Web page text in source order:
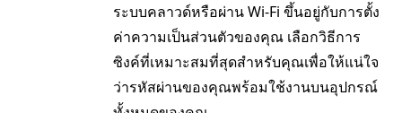
ระบบคลาวด์หรือผ่าน Wi-Fi ขึ้นอยู่กับการตั้ง
ค่าความเป็นส่วนตัวของคุณ เลือกวิธีการ
ซิงค์ที่เหมาะสมที่สุดสำหรับคุณเพื่อให้แน่ใจ
ว่ารหัสผ่านของคุณพร้อมใช้งานบนอุปกรณ์